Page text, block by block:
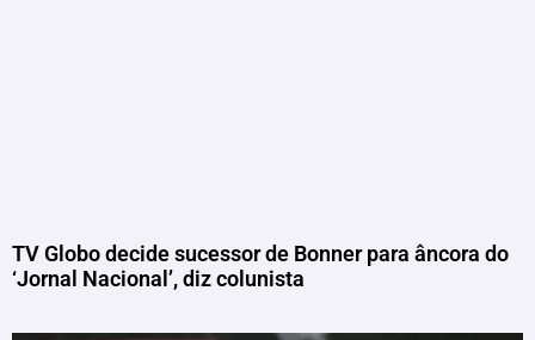
TV Globo decide sucessor de Bonner para âncora do
‘Jornal Nacional’, diz colunista